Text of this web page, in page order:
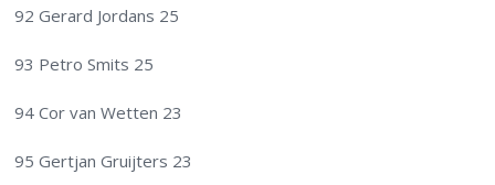
92 Gerard Jordans 25
93 Petro Smits 25
94 Cor van Wetten 23
95 Gertjan Gruijters 23